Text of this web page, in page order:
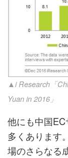
▲i Research「
Yuan in 2016」
他にも中国
多くあります
場のさらなる